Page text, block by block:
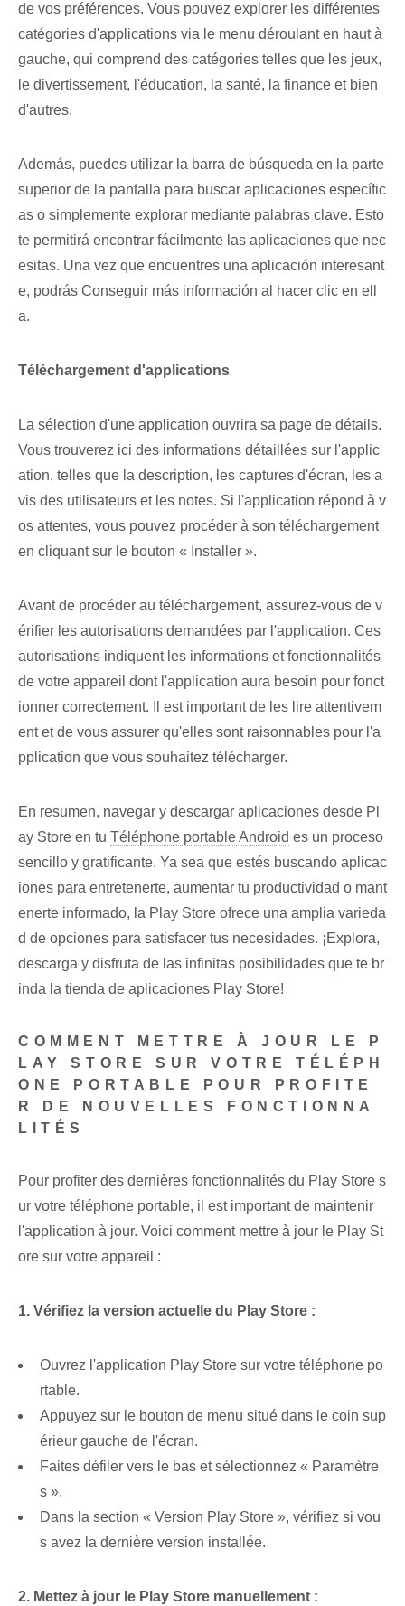
de vos préférences. Vous pouvez explorer les différentes
catégories d'applications via le menu déroulant en haut à
gauche, qui comprend des catégories telles que les jeux,
le divertissement, l'éducation, la santé, la finance et bien
d'autres.
Además, puedes utilizar la barra de búsqueda en la parte
superior de la pantalla para buscar‍ aplicaciones específic
as‌ o‌ simplemente explorar mediante palabras clave. Esto
te⁣ permitirá encontrar⁣ fácilmente las ⁢aplicaciones que nec
esitas. Una vez que encuentres ​una aplicación interesant
e, podrás Conseguir más información al hacer clic en ell
a.
Téléchargement d'applications
La sélection d'une application ouvrira sa page de détails.
Vous trouverez ici des informations détaillées sur l'applic
ation, telles que la description, les captures d'écran, les a
vis des utilisateurs et les notes. Si l'application répond à v
os attentes, vous pouvez procéder à son téléchargement
en cliquant sur le bouton « Installer ».
Avant de procéder au téléchargement, assurez-vous de v
érifier les autorisations demandées par l'application. Ces
autorisations indiquent les informations et fonctionnalités
de votre appareil dont l'application aura besoin pour fonct
ionner correctement. Il est important de les lire attentivem
ent et de vous assurer qu'elles sont raisonnables pour l'a
pplication que vous souhaitez télécharger.
En resumen, navegar y ​descargar ⁣aplicaciones desde Pl
ay Store ⁢en tu Téléphone portable Android es un proceso
sencillo y gratificante. Ya sea ‍que⁤ estés buscando aplicac
iones para‍ entretenerte, ‌aumentar ​tu​ productividad o mant
enerte informado, la Play Store ofrece una amplia varieda
d de⁣ opciones para ‍satisfacer tus necesidades. ¡Explora,
descarga y ⁤disfruta de las infinitas posibilidades que te br
inda la tienda de aplicaciones ⁤Play Store!
COMMENT METTRE À JOUR LE P
LAY STORE SUR VOTRE TÉLÉPH
ONE PORTABLE POUR PROFITE
R DE NOUVELLES FONCTIONNA
LITÉS
Pour profiter des dernières fonctionnalités du Play Store s
ur votre téléphone portable, il est important de maintenir
l'application à jour. Voici comment mettre à jour le Play St
ore sur votre appareil :
1. Vérifiez la version actuelle du Play Store :
Ouvrez l'application Play Store sur votre téléphone po
rtable.
Appuyez sur le bouton de menu situé dans le coin sup
érieur gauche de l'écran.
Faites défiler vers le bas ‌et sélectionnez⁣ « Paramètre
s ».
Dans la section « Version Play Store », vérifiez si vou
s avez⁢ la dernière version installée.
2. Mettez à jour le Play Store manuellement :